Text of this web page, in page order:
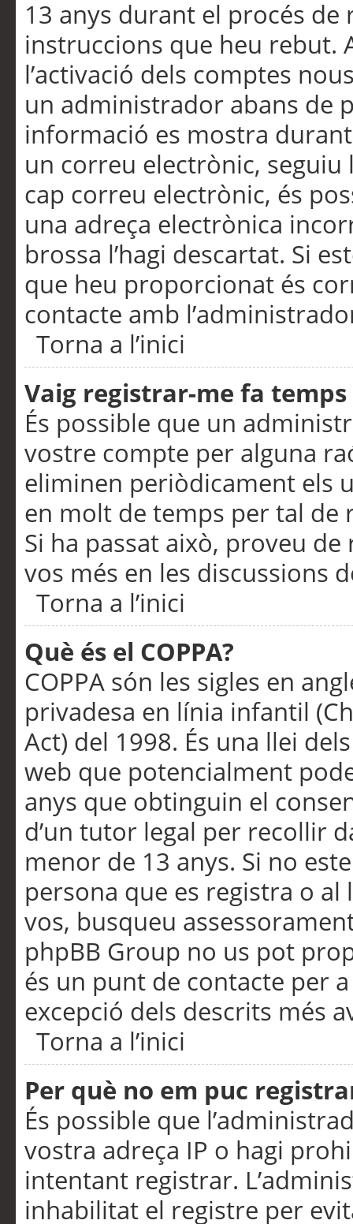
13 anys durant el procés de
instruccions que heu rebut.
l’activació dels comptes
un administrador abans de
informació es mostra
un correu electrònic,
cap correu electrònic, és
una adreça electrònica
brossa l’hagi descartat. Si
que heu proporcionat és
contacte amb
Torna a l’inici
Vaig registrar-me fa
És possible que un
vostre compte per alguna
eliminen periòdicament els
en molt de temps per tal de
Si ha passat això, proveu
vos més en les discussions
Torna a l’inici
Què és el COPPA?
COPPA són les sigles en
privadesa en línia infantil
Act) del 1998. És una llei
web que potencialment
anys que obtinguin el
d’un tutor legal per recollir
menor de 13 anys. Si no
persona que es registra o
vos, busqueu
phpBB Group no us pot
és un punt de contacte per
excepció dels descrits més
Torna a l’inici
Per què no em puc
És possible que
vostra adreça IP o hagi
intentant registrar.
inhabilitat el registre per